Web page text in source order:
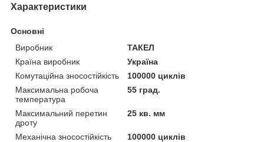
Характеристики
Основні
Виробник
ТАКЕЛ
Країна виробник
Україна
Комутаційна зносостійкість
100000 циклів
Максимальна робоча
температура
55 град.
Максимальний перетин
дроту
25 кв. мм
Механічна зносостійкість
100000 циклів